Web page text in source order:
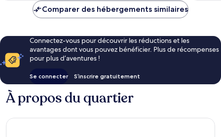
est
de
Comparer des hébergements similaires
Connectez-vous pour découvrir les réductions et les
avantages dont vous pouvez bénéficier. Plus de récompenses
pour plus d’aventures !
Se connecter S’inscrire gratuitement
À propos du quartier